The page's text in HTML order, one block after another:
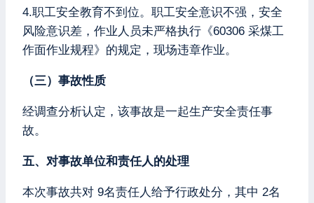
4.职工安全教育不到位。职工安全意识不强，安全
风险意识差，作业人员未严格执行《60306 采煤工
作面作业规程》的规定，现场违章作业。
（三）事故性质
经调查分析认定，该事故是一起生产安全责任事
故。
五、对事故单位和责任人的处理
本次事故共对 9名责任人给予行政处分，其中 2名